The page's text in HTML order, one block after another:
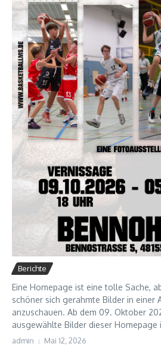
Berichte
Eine Homepage ist eine tolle Sache,
schöner sich gerahmte Bilder in einer
anzuschauen. Ab dem 09. Oktober
ausgewählte Bilder dieser Homepage
admin Mai 12, 2026